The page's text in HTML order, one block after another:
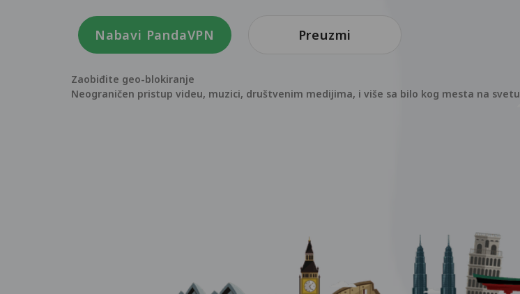
Nabavi PandaVPN Preuzmi
Zaobiđite geo-blokiranje
Neograničen pristup videu, muzici, društvenim medijima, i više sa bilo kog mesta na svetu